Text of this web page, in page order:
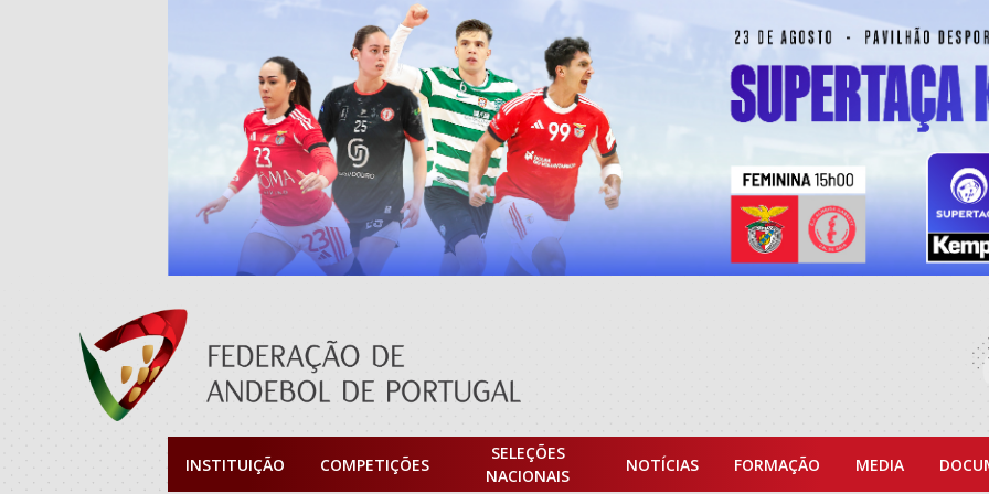
INSTITUIÇÃO COMPETIÇÕES
SELEÇÕES
NACIONAIS
NOTÍCIAS FORMAÇÃO MEDIA